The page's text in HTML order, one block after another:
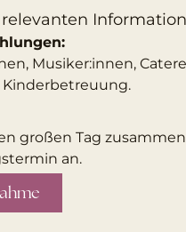
Musiker:innen,
Kinderbetreuung.
großen Tag
an.